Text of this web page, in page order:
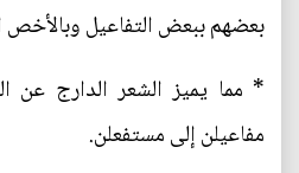
بعضهم ببعض التفاعيل
* مما يميز الشعر الدارج عن
مفاعيلن إلى مستفعلن.